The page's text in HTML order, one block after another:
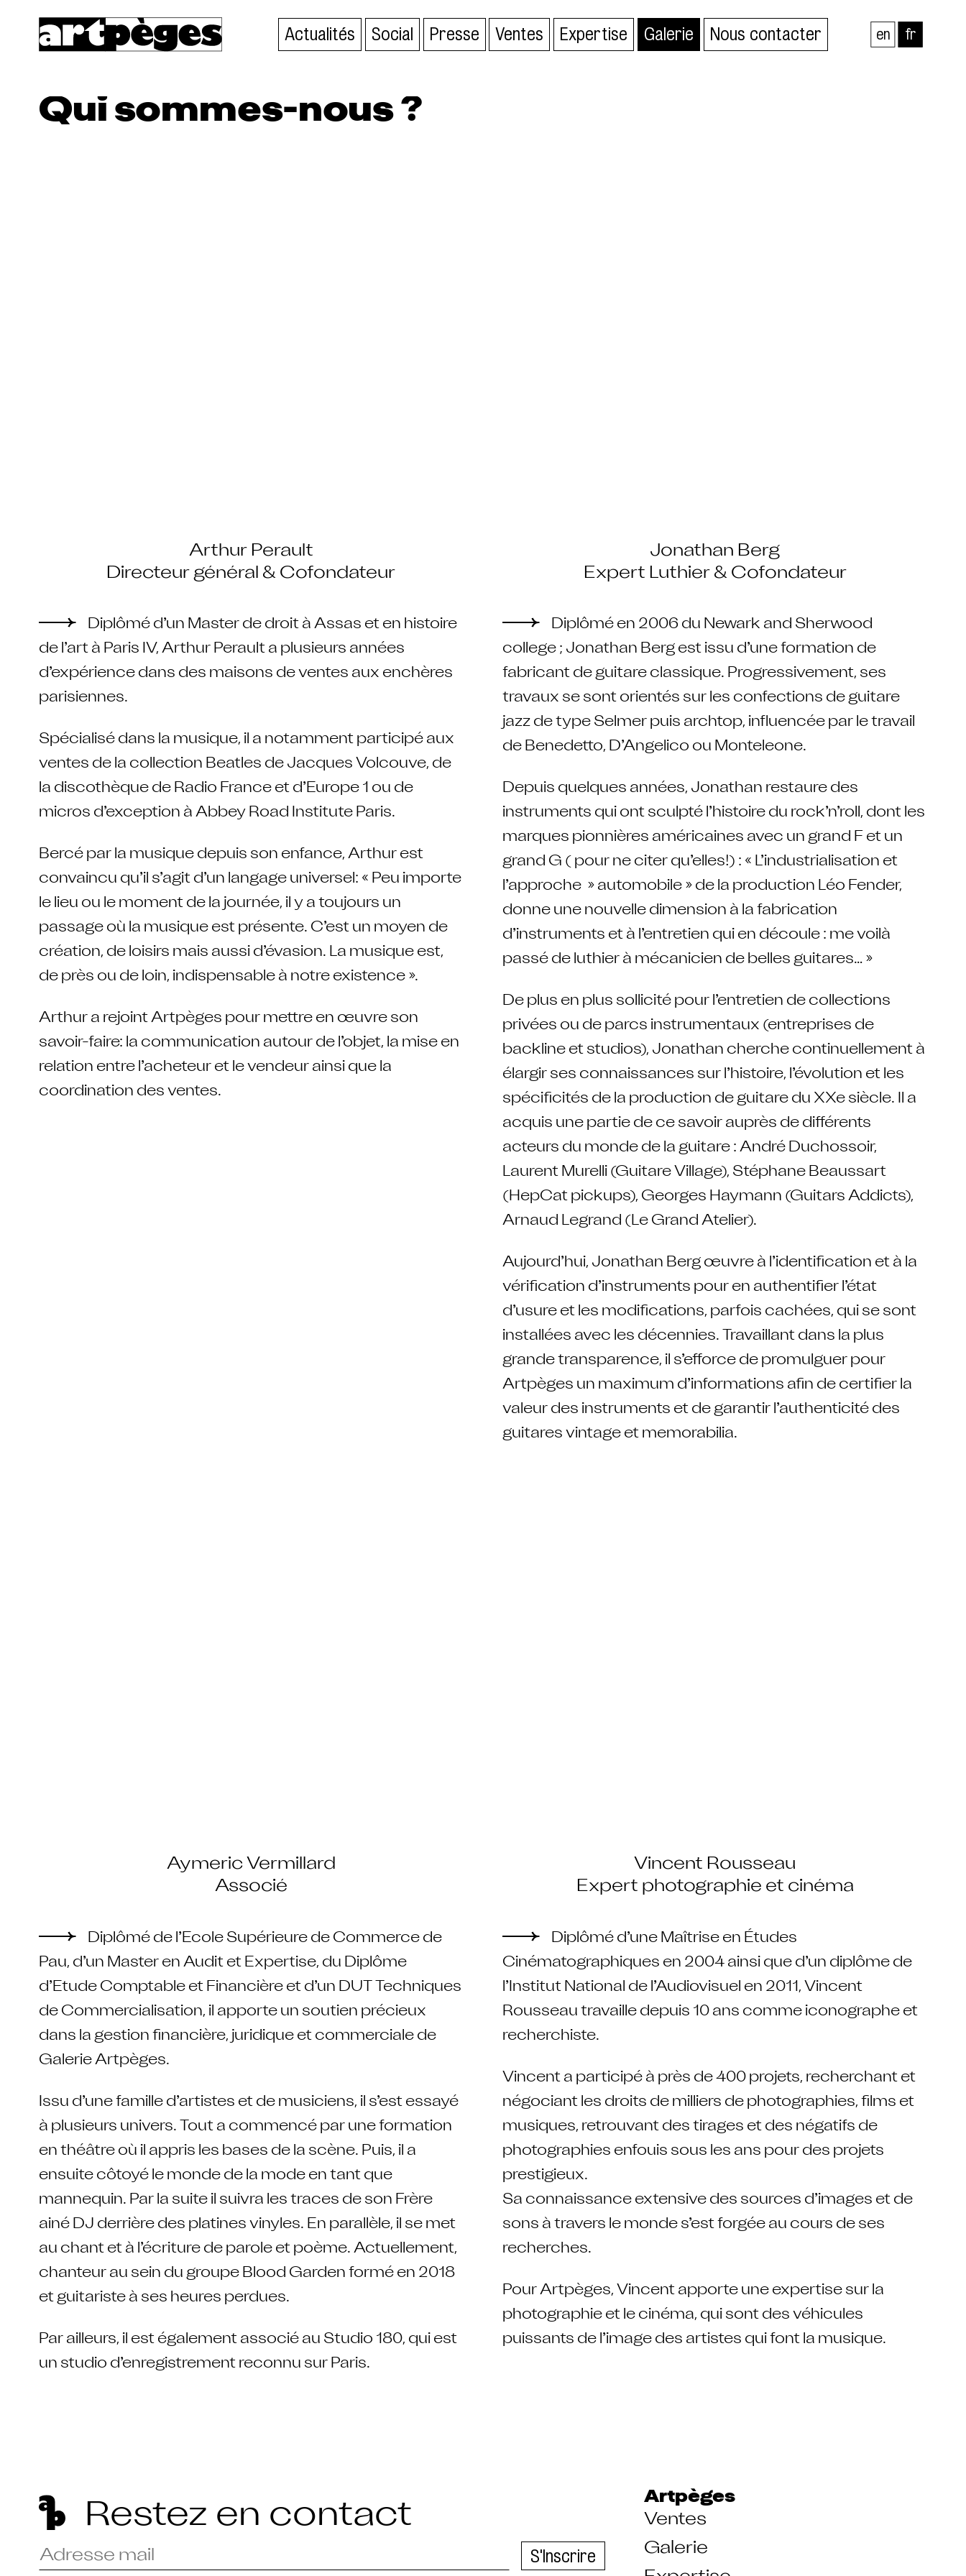
Actualités Social Presse Ventes Expertise Galerie Nous contacter en fr
Qui sommes-nous ?
Arthur Perault
Directeur général & Cofondateur
Diplômé d’un Master de droit à Assas et en histoire
de l’art à Paris IV, Arthur Perault a plusieurs années
d’expérience dans des maisons de ventes aux enchères
parisiennes.
Spécialisé dans la musique, il a notamment participé aux
ventes de la collection Beatles de Jacques Volcouve, de
la discothèque de Radio France et d’Europe 1 ou de
micros d’exception à Abbey Road Institute Paris.
Bercé par la musique depuis son enfance, Arthur est
convaincu qu’il s’agit d’un langage universel: « Peu importe
le lieu ou le moment de la journée, il y a toujours un
passage où la musique est présente. C’est un moyen de
création, de loisirs mais aussi d’évasion. La musique est,
de près ou de loin, indispensable à notre existence ».
Arthur a rejoint Artpèges pour mettre en œuvre son
savoir-faire: la communication autour de l’objet, la mise en
relation entre l’acheteur et le vendeur ainsi que la
coordination des ventes.
Jonathan Berg
Expert Luthier & Cofondateur
Diplômé en 2006 du Newark and Sherwood
college ; Jonathan Berg est issu d’une formation de
fabricant de guitare classique. Progressivement, ses
travaux se sont orientés sur les confections de guitare
jazz de type Selmer puis archtop, influencée par le travail
de Benedetto, D’Angelico ou Monteleone.
Depuis quelques années, Jonathan restaure des
instruments qui ont sculpté l’histoire du rock’n’roll, dont les
marques pionnières américaines avec un grand F et un
grand G ( pour ne citer qu’elles!) : « L’industrialisation et
l’approche » automobile » de la production Léo Fender,
donne une nouvelle dimension à la fabrication
d’instruments et à l’entretien qui en découle : me voilà
passé de luthier à mécanicien de belles guitares… »
De plus en plus sollicité pour l’entretien de collections
privées ou de parcs instrumentaux (entreprises de
backline et studios), Jonathan cherche continuellement à
élargir ses connaissances sur l’histoire, l’évolution et les
spécificités de la production de guitare du XXe siècle. Il a
acquis une partie de ce savoir auprès de différents
acteurs du monde de la guitare : André Duchossoir,
Laurent Murelli (Guitare Village), Stéphane Beaussart
(HepCat pickups), Georges Haymann (Guitars Addicts),
Arnaud Legrand (Le Grand Atelier).
Aujourd’hui, Jonathan Berg œuvre à l’identification et à la
vérification d’instruments pour en authentifier l’état
d’usure et les modifications, parfois cachées, qui se sont
installées avec les décennies. Travaillant dans la plus
grande transparence, il s’efforce de promulguer pour
Artpèges un maximum d’informations afin de certifier la
valeur des instruments et de garantir l’authenticité des
guitares vintage et memorabilia.
Aymeric Vermillard
Associé
Diplômé de l’Ecole Supérieure de Commerce de
Pau, d’un Master en Audit et Expertise, du Diplôme
d’Etude Comptable et Financière et d’un DUT Techniques
de Commercialisation, il apporte un soutien précieux
dans la gestion financière, juridique et commerciale de
Galerie Artpèges.
Issu d’une famille d’artistes et de musiciens, il s’est essayé
à plusieurs univers. Tout a commencé par une formation
en théâtre où il appris les bases de la scène. Puis, il a
ensuite côtoyé le monde de la mode en tant que
mannequin. Par la suite il suivra les traces de son Frère
ainé DJ derrière des platines vinyles. En parallèle, il se met
au chant et à l’écriture de parole et poème. Actuellement,
chanteur au sein du groupe Blood Garden formé en 2018
et guitariste à ses heures perdues.
Par ailleurs, il est également associé au Studio 180, qui est
un studio d’enregistrement reconnu sur Paris.
Vincent Rousseau
Expert photographie et cinéma
Diplômé d’une Maîtrise en Études
Cinématographiques en 2004 ainsi que d’un diplôme de
l’Institut National de l’Audiovisuel en 2011, Vincent
Rousseau travaille depuis 10 ans comme iconographe et
recherchiste.
Vincent a participé à près de 400 projets, recherchant et
négociant les droits de milliers de photographies, films et
musiques, retrouvant des tirages et des négatifs de
photographies enfouis sous les ans pour des projets
prestigieux.
Sa connaissance extensive des sources d’images et de
sons à travers le monde s’est forgée au cours de ses
recherches.
Pour Artpèges, Vincent apporte une expertise sur la
photographie et le cinéma, qui sont des véhicules
puissants de l’image des artistes qui font la musique.
Restez en contact
Veuillez
renseigner
S'Inscrire
Artpèges
Ventes
Galerie